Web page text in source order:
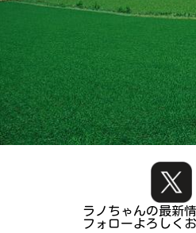
ラノちゃんの最新
フォローよろしく